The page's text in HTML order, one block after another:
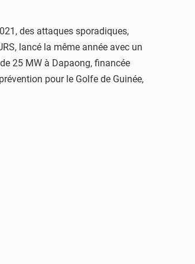
des attaques sporadiques,
lancé la même année avec un
25 MW à Dapaong, financée
pour le Golfe de Guinée,